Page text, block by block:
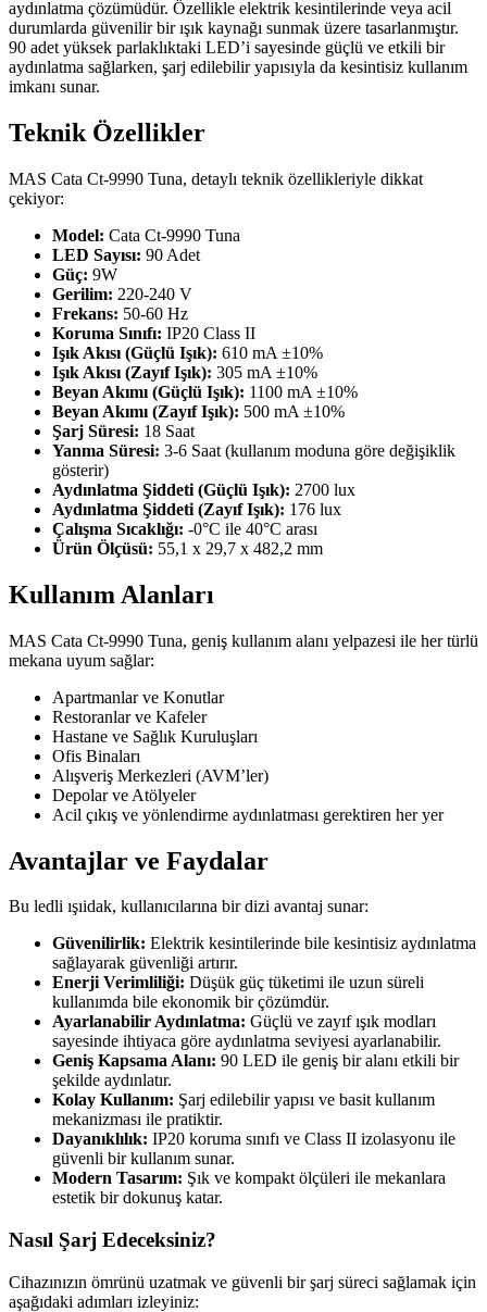
aydınlatma çözümüdür. Özellikle elektrik kesintilerinde veya acil
durumlarda güvenilir bir ışık kaynağı sunmak üzere tasarlanmıştır.
90 adet yüksek parlaklıktaki LED’i sayesinde güçlü ve etkili bir
aydınlatma sağlarken, şarj edilebilir yapısıyla da kesintisiz kullanım
imkanı sunar.
Teknik Özellikler
MAS Cata Ct-9990 Tuna, detaylı teknik özellikleriyle dikkat
çekiyor:
Model: Cata Ct-9990 Tuna
LED Sayısı: 90 Adet
Güç: 9W
Gerilim: 220-240 V
Frekans: 50-60 Hz
Koruma Sınıfı: IP20 Class II
Işık Akısı (Güçlü Işık): 610 mA ±10%
Işık Akısı (Zayıf Işık): 305 mA ±10%
Beyan Akımı (Güçlü Işık): 1100 mA ±10%
Beyan Akımı (Zayıf Işık): 500 mA ±10%
Şarj Süresi: 18 Saat
Yanma Süresi: 3-6 Saat (kullanım moduna göre değişiklik
gösterir)
Aydınlatma Şiddeti (Güçlü Işık): 2700 lux
Aydınlatma Şiddeti (Zayıf Işık): 176 lux
Çalışma Sıcaklığı: -0°C ile 40°C arası
Ürün Ölçüsü: 55,1 x 29,7 x 482,2 mm
Kullanım Alanları
MAS Cata Ct-9990 Tuna, geniş kullanım alanı yelpazesi ile her türlü
mekana uyum sağlar:
Apartmanlar ve Konutlar
Restoranlar ve Kafeler
Hastane ve Sağlık Kuruluşları
Ofis Binaları
Alışveriş Merkezleri (AVM’ler)
Depolar ve Atölyeler
Acil çıkış ve yönlendirme aydınlatması gerektiren her yer
Avantajlar ve Faydalar
Bu ledli ışıidak, kullanıcılarına bir dizi avantaj sunar:
Güvenilirlik: Elektrik kesintilerinde bile kesintisiz aydınlatma
sağlayarak güvenliği artırır.
Enerji Verimliliği: Düşük güç tüketimi ile uzun süreli
kullanımda bile ekonomik bir çözümdür.
Ayarlanabilir Aydınlatma: Güçlü ve zayıf ışık modları
sayesinde ihtiyaca göre aydınlatma seviyesi ayarlanabilir.
Geniş Kapsama Alanı: 90 LED ile geniş bir alanı etkili bir
şekilde aydınlatır.
Kolay Kullanım: Şarj edilebilir yapısı ve basit kullanım
mekanizması ile pratiktir.
Dayanıklılık: IP20 koruma sınıfı ve Class II izolasyonu ile
güvenli bir kullanım sunar.
Modern Tasarım: Şık ve kompakt ölçüleri ile mekanlara
estetik bir dokunuş katar.
Nasıl Şarj Edeceksiniz?
Cihazınızın ömrünü uzatmak ve güvenli bir şarj süreci sağlamak için
aşağıdaki adımları izleyiniz: